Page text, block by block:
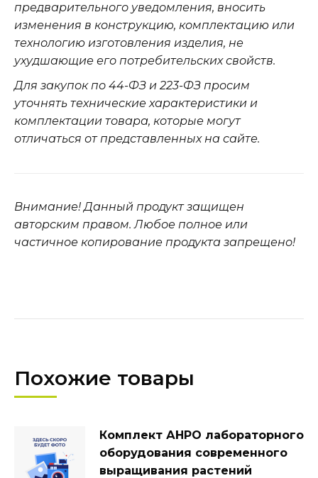
предварительного уведомления, вносить
изменения в конструкцию, комплектацию или
технологию изготовления изделия, не
ухудшающие его потребительских свойств.
Для закупок по 44-ФЗ и 223-ФЗ просим
уточнять технические характеристики и
комплектации товара, которые могут
отличаться от представленных на сайте.
Внимание! Данный продукт защищен
авторским правом. Любое полное или
частичное копирование продукта запрещено!
Похожие товары
Комплект АНРО лабораторного
оборудования современного
выращивания растений